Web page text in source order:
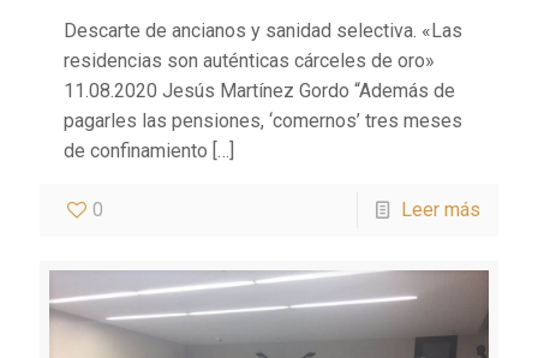
Descarte de ancianos y sanidad selectiva. «Las
residencias son auténticas cárceles de oro»
11.08.2020 Jesús Martínez Gordo “Además de
pagarles las pensiones, ‘comernos’ tres meses
de confinamiento […]
0 Leer más